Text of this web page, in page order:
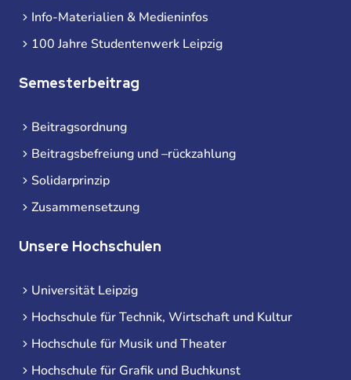
Info-Materialien & Medieninfos
100 Jahre Studentenwerk Leipzig
Semesterbeitrag
Beitragsordnung
Beitragsbefreiung und –rückzahlung
Solidarprinzip
Zusammensetzung
Unsere Hochschulen
Universität Leipzig
Hochschule für Technik, Wirtschaft und Kultur
Hochschule für Musik und Theater
Hochschule für Grafik und Buchkunst